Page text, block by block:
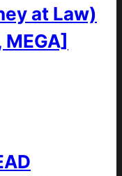
at Law)